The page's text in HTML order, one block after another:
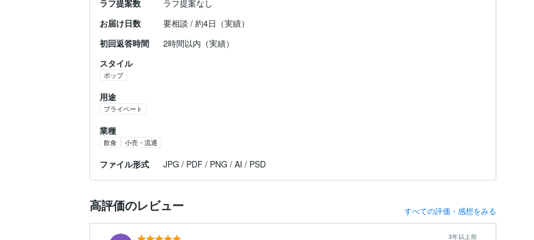
ラフ提案数
ラフ提案なし
お届け日数
要相談 / 約4日（実績）
初回返答時間
2時間以内（実績）
スタイル
ポップ
用途
プライベート
業種
飲食 小売・流通
ファイル形式 JPG / PDF / PNG / AI / PSD
高評価のレビュー すべての評価・感想をみる
3年以上前